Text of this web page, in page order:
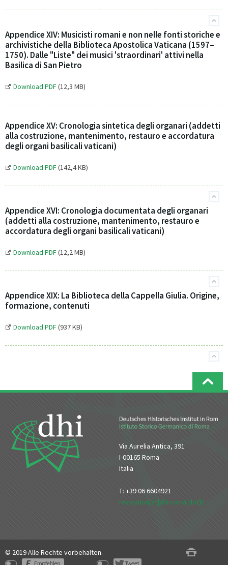
Appendice XIV: Musicisti romani e non nelle fonti storiche e
archivistiche della Biblioteca Apostolica Vaticana (1597–
1750). Dalle "Liste" dei musici 'straordinari' attivi nella
Basilica di San Pietro
Download PDF(12,3 MB)
Appendice XV: Cronologia sintetica degli organari (addetti
alla costruzione, mantenimento, restauro e accordatura
degli organi basilicali vaticani)
Download PDF(142,4 KB)
Appendice XVI: Cronologia documentata degli organari
(addetti alla costruzione, mantenimento, restauro e
accordatura degli organi basilicali vaticani)
Download PDF(12,2 MB)
Appendice XIX: La Biblioteca della Cappella Giulia. Origine,
formazione, contenuti
Download PDF(937 KB)
Via Aurelia Antica, 391
I-00165 Roma
Italia
T: +39 06 6604921
reception[at]dhi-roma[dot]it
© 2019 Alle Rechte vorbehalten.